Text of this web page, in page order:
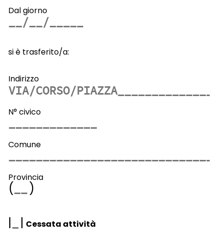
Dal giorno
si è trasferito/a:
Indirizzo
N° civico
Comune
Provincia
( )
| | Cessata attività